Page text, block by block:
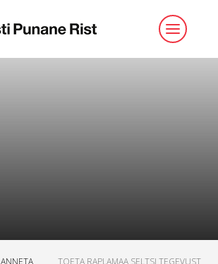
ANNETA TOETA RAPLAMAA SELTSI TEGEVUST